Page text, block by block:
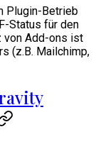
Plugin-Betrieb
Status für den
von Add-ons ist
(z.B. Mailchimp,